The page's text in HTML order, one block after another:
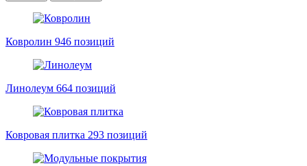
Ковролин 946 позиций
Линолеум 664 позиций
Ковровая плитка 293 позиций